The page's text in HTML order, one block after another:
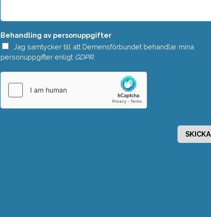
a
d
e
*
Behandling av personuppgifter *
Jag samtycker till att Demensförbundet behandlar mina
personuppgifter enligt GDPR.
SKICKA